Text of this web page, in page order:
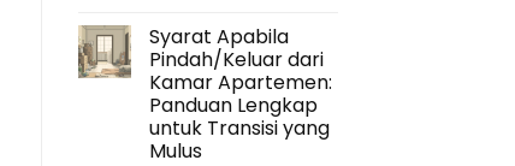
Antar
Provinsi
Sendiri
vs.
Jasa
Syarat Apabila
Pindah/Keluar dari
Kamar Apartemen:
Panduan Lengkap
untuk Transisi yang
Mulus